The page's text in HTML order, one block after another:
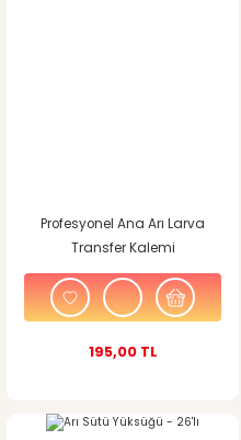
Profesyonel Ana Arı Larva
Transfer Kalemi
195,00 TL